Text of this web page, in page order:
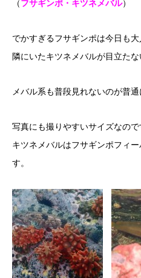
（フサギンポ・キツネメバル）
でかすぎるフサギンポは今日も
隣にいたキツネメバルが目立たな
メバル系も普段見れないのが普通
写真にも撮りやすいサイズなので
キツネメバルはフサギンポフィ
す。